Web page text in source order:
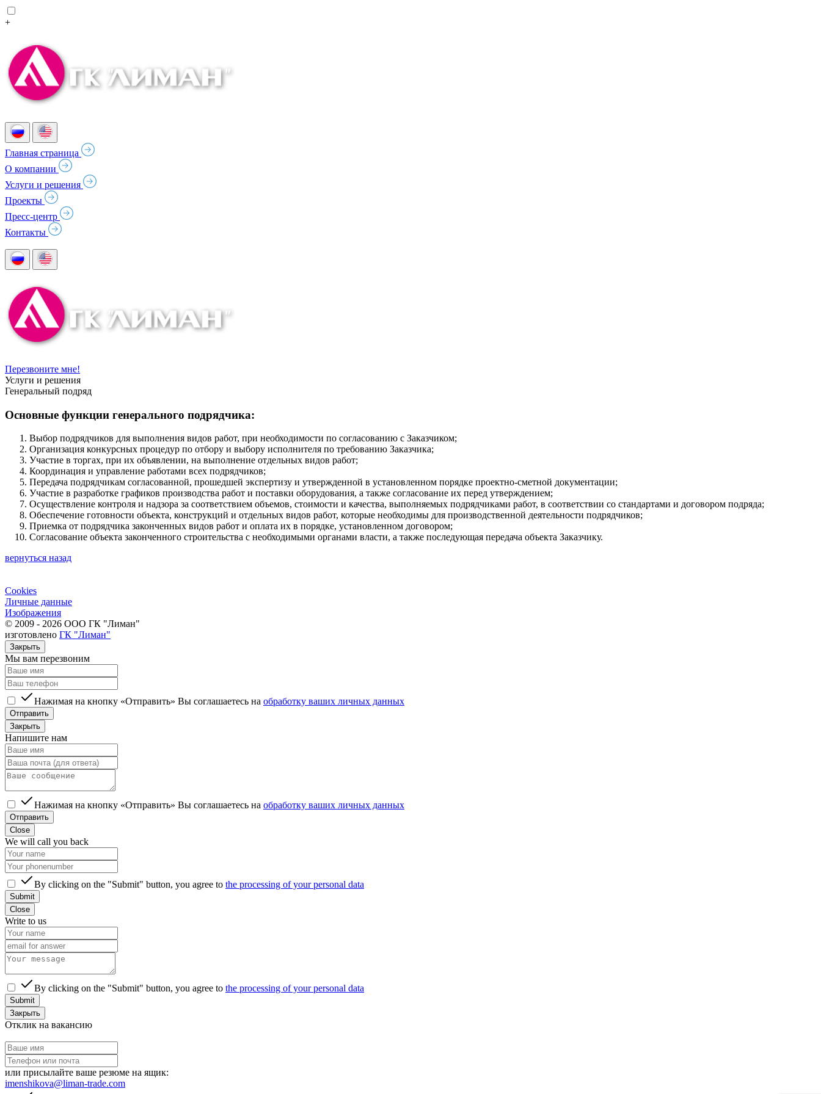
+
Главная страница
О компании
Услуги и решения
Проекты
Пресс-центр
Контакты
Перезвоните мне!
Услуги и решения
Генеральный подряд
Основные функции генерального подрядчика:
Выбор подрядчиков для выполнения видов работ, при необходимости по согласованию с Заказчиком;
Организация конкурсных процедур по отбору и выбору исполнителя по требованию Заказчика;
Участие в торгах, при их объявлении, на выполнение отдельных видов работ;
Координация и управление работами всех подрядчиков;
Передача подрядчикам согласованной, прошедшей экспертизу и утвержденной в установленном порядке проектно-сметной документации;
Участие в разработке графиков производства работ и поставки оборудования, а также согласование их перед утверждением;
Осуществление контроля и надзора за соответствием объемов, стоимости и качества, выполняемых подрядчиками работ, в соответствии со стандартами и договором подряда;
Обеспечение готовности объекта, конструкций и отдельных видов работ, которые необходимы для производственной деятельности подрядчиков;
Приемка от подрядчика законченных видов работ и оплата их в порядке, установленном договором;
Согласование объекта законченного строительства с необходимыми органами власти, а также последующая передача объекта Заказчику.
вернуться назад
Cookies
Личные данные
Изображения
© 2009 - 2026 ООО ГК "Лиман"
изготовлено ГК "Лиман"
Закрыть
Мы вам перезвоним
Нажимая на кнопку «Отправить» Вы соглашаетесь на обработку ваших личных данных
Отправить
Закрыть
Напишите нам
Нажимая на кнопку «Отправить» Вы соглашаетесь на обработку ваших личных данных
Отправить
Close
We will call you back
By clicking on the "Submit" button, you agree to the processing of your personal data
Submit
Close
Write to us
By clicking on the "Submit" button, you agree to the processing of your personal data
Submit
Закрыть
Отклик на вакансию
или присылайте ваше резюме на ящик:
imenshikova@liman-trade.com